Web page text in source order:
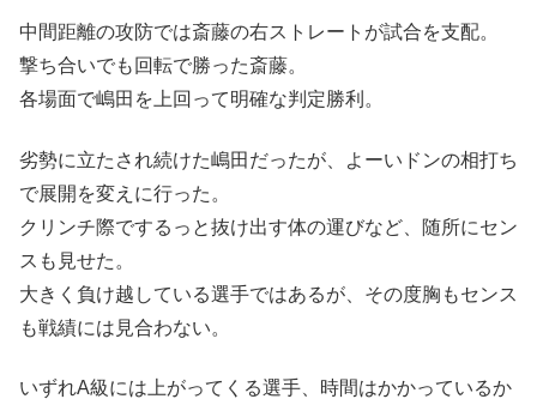
中間距離の攻防では斎藤の右ストレートが試合を支配。
撃ち合いでも回転で勝った斎藤。
各場面で嶋田を上回って明確な判定勝利。
劣勢に立たされ続けた嶋田だったが、よーいドンの相打ち
で展開を変えに行った。
クリンチ際でするっと抜け出す体の運びなど、随所にセン
スも見せた。
大きく負け越している選手ではあるが、その度胸もセンス
も戦績には見合わない。
いずれA級には上がってくる選手、時間はかかっているか